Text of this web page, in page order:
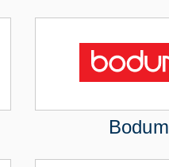
Bodum